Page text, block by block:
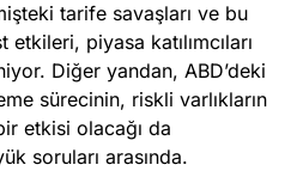
tarife savaşları ve bu
piyasa katılımcıları
Diğer yandan, ABD’deki
sürecinin, riskli varlıkların
etkisi olacağı da
soruları arasında.